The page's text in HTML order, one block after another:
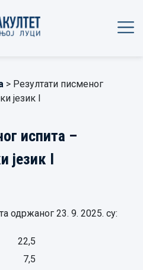
> Резултати писменог
језик I
испита –
језик I
одржаног 23. 9. 2025. су:
22,5
7,5